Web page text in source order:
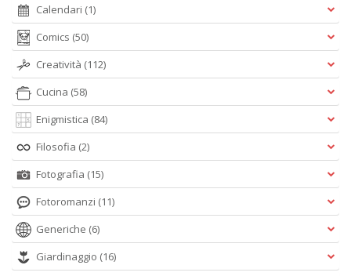
Calendari (1)
Comics (50)
Creatività (112)
Cucina (58)
Enigmistica (84)
Filosofia (2)
Fotografia (15)
Fotoromanzi (11)
Generiche (6)
Giardinaggio (16)